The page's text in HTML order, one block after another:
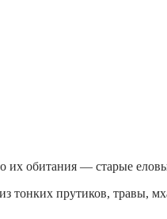
их обитания — старые
тонких прутиков, травы,